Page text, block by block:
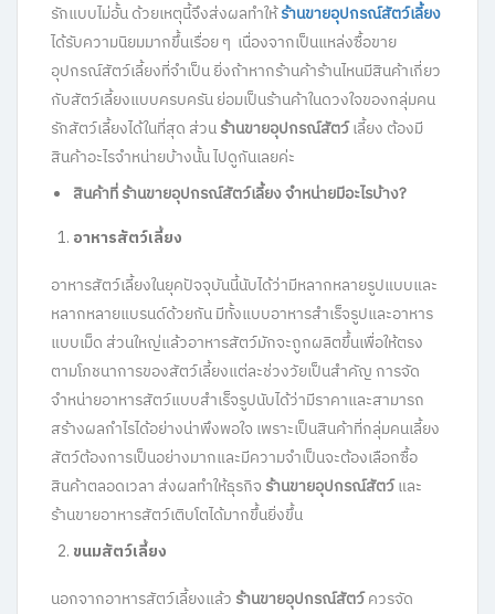
รักแบบไม่อั้น ด้วยเหตุนี้จึงส่งผลทำให้ร้านขายอุปกรณ์สัตว์เลี้ยง
ได้รับความนิยมมากขึ้นเรื่อย ๆ เนื่องจากเป็นแหล่งซื้อขาย
อุปกรณ์สัตว์เลี้ยงที่จำเป็น ยิ่งถ้าหากร้านค้าร้านไหนมีสินค้าเกี่ยว
กับสัตว์เลี้ยงแบบครบครัน ย่อมเป็นร้านค้าในดวงใจของกลุ่มคน
รักสัตว์เลี้ยงได้ในที่สุด ส่วนร้านขายอุปกรณ์สัตว์เลี้ยง ต้องมี
สินค้าอะไรจำหน่ายบ้างนั้น ไปดูกันเลยค่ะ
สินค้าที่ ร้านขายอุปกรณ์สัตว์เลี้ยง จำหน่ายมีอะไรบ้าง?
อาหารสัตว์เลี้ยง
อาหารสัตว์เลี้ยงในยุคปัจจุบันนี้นับได้ว่ามีหลากหลายรูปแบบและ
หลากหลายแบรนด์ด้วยกัน มีทั้งแบบอาหารสำเร็จรูปและอาหาร
แบบเม็ด ส่วนใหญ่แล้วอาหารสัตว์มักจะถูกผลิตขึ้นเพื่อให้ตรง
ตามโภชนาการของสัตว์เลี้ยงแต่ละช่วงวัยเป็นสำคัญ การจัด
จำหน่ายอาหารสัตว์แบบสำเร็จรูปนับได้ว่ามีราคาและสามารถ
สร้างผลกำไรได้อย่างน่าพึงพอใจ เพราะเป็นสินค้าที่กลุ่มคนเลี้ยง
สัตว์ต้องการเป็นอย่างมากและมีความจำเป็นจะต้องเลือกซื้อ
สินค้าตลอดเวลา ส่งผลทำให้ธุรกิจ ร้านขายอุปกรณ์สัตว์และ
ร้านขายอาหารสัตว์เติบโตได้มากขึ้นยิ่งขึ้น
ขนมสัตว์เลี้ยง
นอกจากอาหารสัตว์เลี้ยงแล้ว ร้านขายอุปกรณ์สัตว์ควรจัด